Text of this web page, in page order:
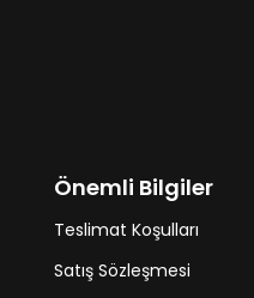
Önemli Bilgiler
Teslimat Koşulları
Satış Sözleşmesi